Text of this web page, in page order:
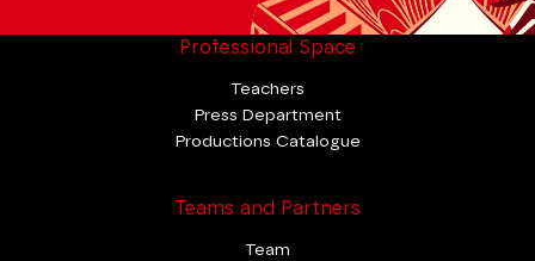
Professional Space
Teachers
Press Department
Productions Catalogue
Teams and Partners
Team